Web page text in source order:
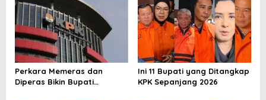
Perkara Memeras dan
Diperas Bikin Bupati
Ini 11 Bupati yang Ditangkap
KPK Sepanjang 2026